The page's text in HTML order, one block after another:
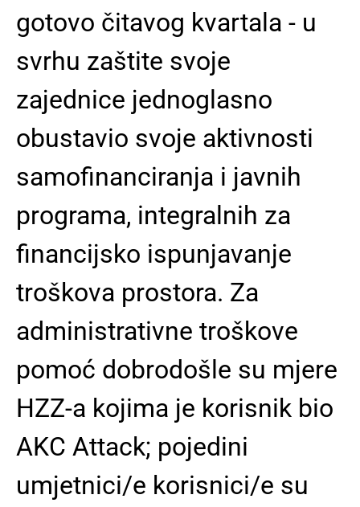
gotovo čitavog kvartala - u
svrhu zaštite svoje
zajednice jednoglasno
obustavio svoje aktivnosti
samofinanciranja i javnih
programa, integralnih za
financijsko ispunjavanje
troškova prostora. Za
administrativne troškove
pomoć dobrodošle su mjere
HZZ-a kojima je korisnik bio
AKC Attack; pojedini
umjetnici/e korisnici/e su